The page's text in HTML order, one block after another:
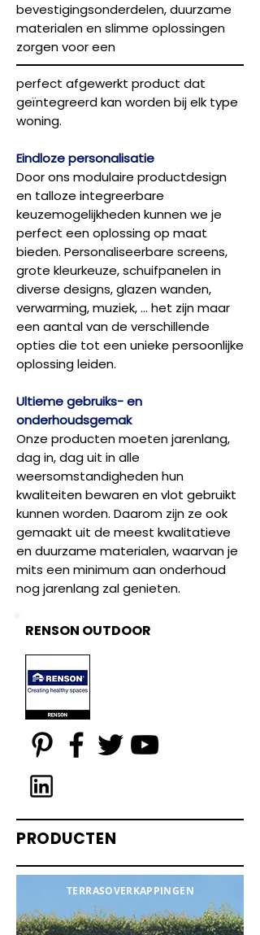
bevestigingsonderdelen, duurzame
materialen en slimme oplossingen
zorgen voor een
perfect afgewerkt product dat
geïntegreerd kan worden bij elk type
woning.
Eindloze personalisatie
Door ons modulaire productdesign
en talloze integreerbare
keuzemogelijkheden kunnen we je
perfect een oplossing op maat
bieden. Personaliseerbare screens,
grote kleurkeuze, schuifpanelen in
diverse designs, glazen wanden,
verwarming, muziek, ... het zijn maar
een aantal van de verschillende
opties die tot een unieke persoonlijke
oplossing leiden.
Ultieme gebruiks- en
onderhoudsgemak
Onze producten moeten jarenlang,
dag in, dag uit in alle
weersomstandigheden hun
kwaliteiten bewaren en vlot gebruikt
kunnen worden. Daarom zijn ze ook
gemaakt uit de meest kwalitatieve
en duurzame materialen, waarvan je
mits een minimum aan onderhoud
nog jarenlang zal genieten.
RENSON OUTDOOR
PRODUCTEN
TERRASOVERKAPPINGEN